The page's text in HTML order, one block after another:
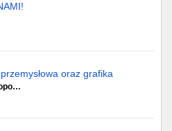
oraz grafika